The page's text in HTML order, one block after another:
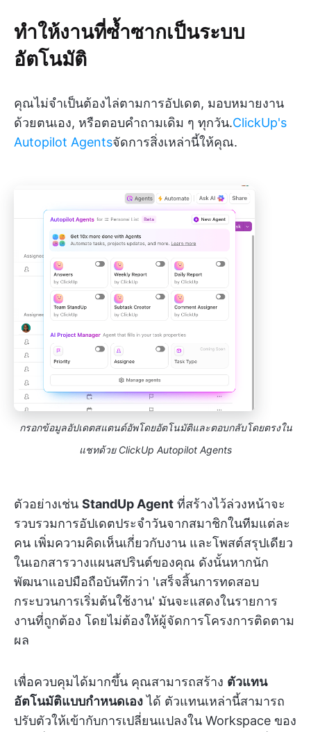
ทำให้งานที่ซ้ำซากเป็นระบบ
อัตโนมัติ
คุณไม่จำเป็นต้องไล่ตามการอัปเดต, มอบหมายงาน
ด้วยตนเอง, หรือตอบคำถามเดิม ๆ ทุกวัน.ClickUp's
Autopilot Agentsจัดการสิ่งเหล่านี้ให้คุณ.
กรอกข้อมูลอัปเดตสแตนด์อัพโดยอัตโนมัติและตอบกลับโดยตรงใน
แชทด้วย ClickUp Autopilot Agents
ตัวอย่างเช่น StandUp Agent ที่สร้างไว้ล่วงหน้าจะ
รวบรวมการอัปเดตประจำวันจากสมาชิกในทีมแต่ละ
คน เพิ่มความคิดเห็นเกี่ยวกับงาน และโพสต์สรุปเดียว
ในเอกสารวางแผนสปรินต์ของคุณ ดังนั้นหากนัก
พัฒนาแอปมือถือบันทึกว่า 'เสร็จสิ้นการทดสอบ
กระบวนการเริ่มต้นใช้งาน' มันจะแสดงในรายการ
งานที่ถูกต้อง โดยไม่ต้องให้ผู้จัดการโครงการติดตาม
ผล
เพื่อควบคุมได้มากขึ้น คุณสามารถสร้าง ตัวแทน
อัตโนมัติแบบกำหนดเองได้ ตัวแทนเหล่านี้สามารถ
ปรับตัวให้เข้ากับการเปลี่ยนแปลงใน Workspace ของ